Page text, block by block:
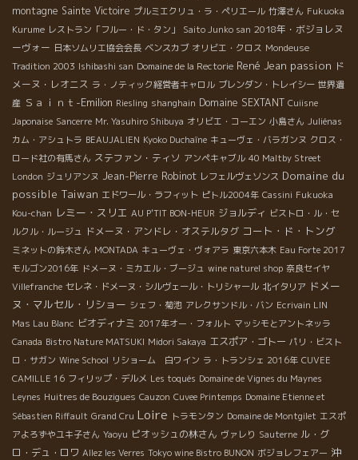
montagne Sainte Victoire プルミエクリュ・ラ・ペリエール 竹澤さん Fukuoka
Kurume レストラン「フルー・ド・タン」 Saito Junko san 2018年・ボジョレヌ
ーヴォー 日本ソムリエ協会会長 ベンスカブ オリビエ・クロス Mondeuse
Tradition 2003 Ishibashi san Domaine de la Rectorie René Jean passion ド
メーヌ・レオニス ラ・ノティック経営者キャロル ブレンダン・トレイシー 世界遺
産 Ｓａｉｎｔ-Emilion Riesling shanghain Domaine SEXTANT Cuiisne
Japonaise Sancerre Mr. Yasuhiro Shibuya オリビエ・コーエン 小島さん Juliénas
カム・アシュトラ BEAUJALIEN Kyoko Duchaîne キューヴェ・バラガンヌ クロス・
ロード社の有馬さん ステファン・ティソ アンペキャブル 40 Maltby Street
London ジュリアンヌ Jean-Pierre Robinot レフェルヴェソンス Domaine du
possible Taiwan エドワール・ラフィット ピトル2004年 Cassini Fukuoka
Kou-chan レミー・スリエ AU P'TIT BON-HEUR ジョルディ ビストロ・ル・セ
ルクル・ルージュ ドメーヌ・アンドレ・オステルタグ コート・ド・トング
ミネットの鈴木さん MONTADA キューヴェ・ヴォアラ 東京六本木 Eau Forte 2017
モルゴン2016年 ドメーヌ・ミカエル・ブージュ wine naturel shop 奈良セイヤ
Villefranche セレネ・ドメーヌ・シルヴェール・トリシャール 北イタリア ドメー
ヌ・マルセル・リショー シェフ・菊池 アレクサンドル・バン Ecrivain LIN
Mas Lau Blanc ビオディナミ 2017年オー・フォルト マッシモとアントネッラ
Canada Bistro Nature MATSUKI Midori Sakaya エスポア・ゴトー パリ・ビスト
ロ・サガン Wine School リショーム 白ワイン ラ・トランシェ 2016年 CUVEE
CAMILLE 16 フィリップ・デルメ Les toqués Domaine de Vignes du Maynes
Leynes Huitres de Bouzigues Cauzon Cuvee Printemps Domaine Etienne et
Sébastien Riffault Grand Cru Loire トラモンタン Domaine de Montgilet エスポ
アよろずやユキ子さん Yaoyu ピオッシュの林さん ヴァレり Sauterne ル・グ
ロ・デュ・ロワ Allez les Verres Tokyo wine Bistro BUNON ボジョレフェアー 沖